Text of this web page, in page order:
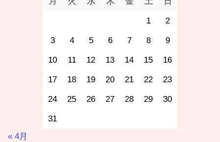
1 2
3 4 5 6 7 8 9
10 11 12 13 14 15 16
17 18 19 20 21 22 23
24 25 26 27 28 29 30
31
« 4月